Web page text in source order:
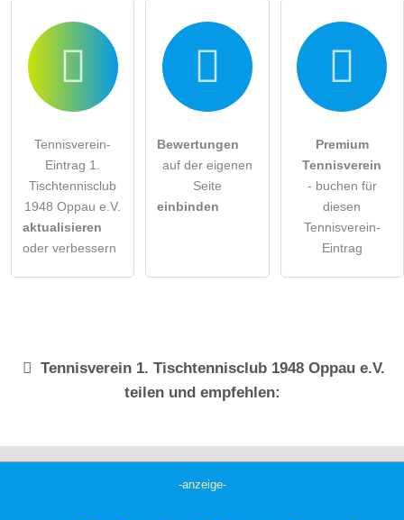
Tennisverein-
Eintrag 1.
Tischtennisclub
1948 Oppau e.V.
aktualisieren
oder verbessern
Bewertungen
auf der eigenen
Seite
einbinden
Premium
Tennisverein
- buchen für
diesen
Tennisverein-
Eintrag
Tennisverein 1. Tischtennisclub 1948 Oppau e.V.
teilen und empfehlen:
-anzeige-